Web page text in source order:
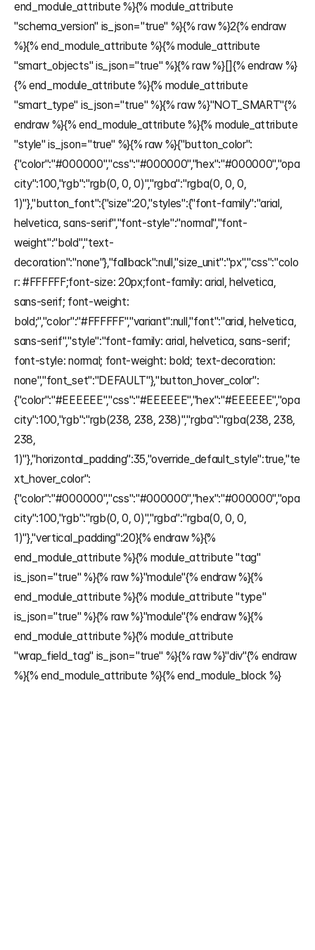
end_module_attribute %}{% module_attribute
"schema_version" is_json="true" %}{% raw %}2{% endraw
%}{% end_module_attribute %}{% module_attribute
"smart_objects" is_json="true" %}{% raw %}[]{% endraw %}
{% end_module_attribute %}{% module_attribute
"smart_type" is_json="true" %}{% raw %}"NOT_SMART"{%
endraw %}{% end_module_attribute %}{% module_attribute
"style" is_json="true" %}{% raw %}{"button_color":
{"color":"#000000","css":"#000000","hex":"#000000","opa
city":100,"rgb":"rgb(0, 0, 0)","rgba":"rgba(0, 0, 0,
1)"},"button_font":{"size":20,"styles":{"font-family":"arial,
helvetica, sans-serif","font-style":"normal","font-
weight":"bold","text-
decoration":"none"},"fallback":null,"size_unit":"px","css":"colo
r: #FFFFFF;font-size: 20px;font-family: arial, helvetica,
sans-serif; font-weight:
bold;","color":"#FFFFFF","variant":null,"font":"arial, helvetica,
sans-serif","style":"font-family: arial, helvetica, sans-serif;
font-style: normal; font-weight: bold; text-decoration:
none","font_set":"DEFAULT"},"button_hover_color":
{"color":"#EEEEEE","css":"#EEEEEE","hex":"#EEEEEE","opa
city":100,"rgb":"rgb(238, 238, 238)","rgba":"rgba(238, 238,
238,
1)"},"horizontal_padding":35,"override_default_style":true,"te
xt_hover_color":
{"color":"#000000","css":"#000000","hex":"#000000","opa
city":100,"rgb":"rgb(0, 0, 0)","rgba":"rgba(0, 0, 0,
1)"},"vertical_padding":20}{% endraw %}{%
end_module_attribute %}{% module_attribute "tag"
is_json="true" %}{% raw %}"module"{% endraw %}{%
end_module_attribute %}{% module_attribute "type"
is_json="true" %}{% raw %}"module"{% endraw %}{%
end_module_attribute %}{% module_attribute
"wrap_field_tag" is_json="true" %}{% raw %}"div"{% endraw
%}{% end_module_attribute %}{% end_module_block %}